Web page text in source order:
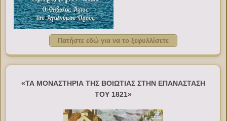
Πατήστε εδώ για να το ξεφυλλίσετε
«ΤΑ ΜΟΝΑΣΤΗΡΙΑ ΤΗΣ ΒΟΙΩΤΙΑΣ ΣΤΗΝ ΕΠΑΝΑΣΤΑΣΗ
ΤΟΥ 1821»